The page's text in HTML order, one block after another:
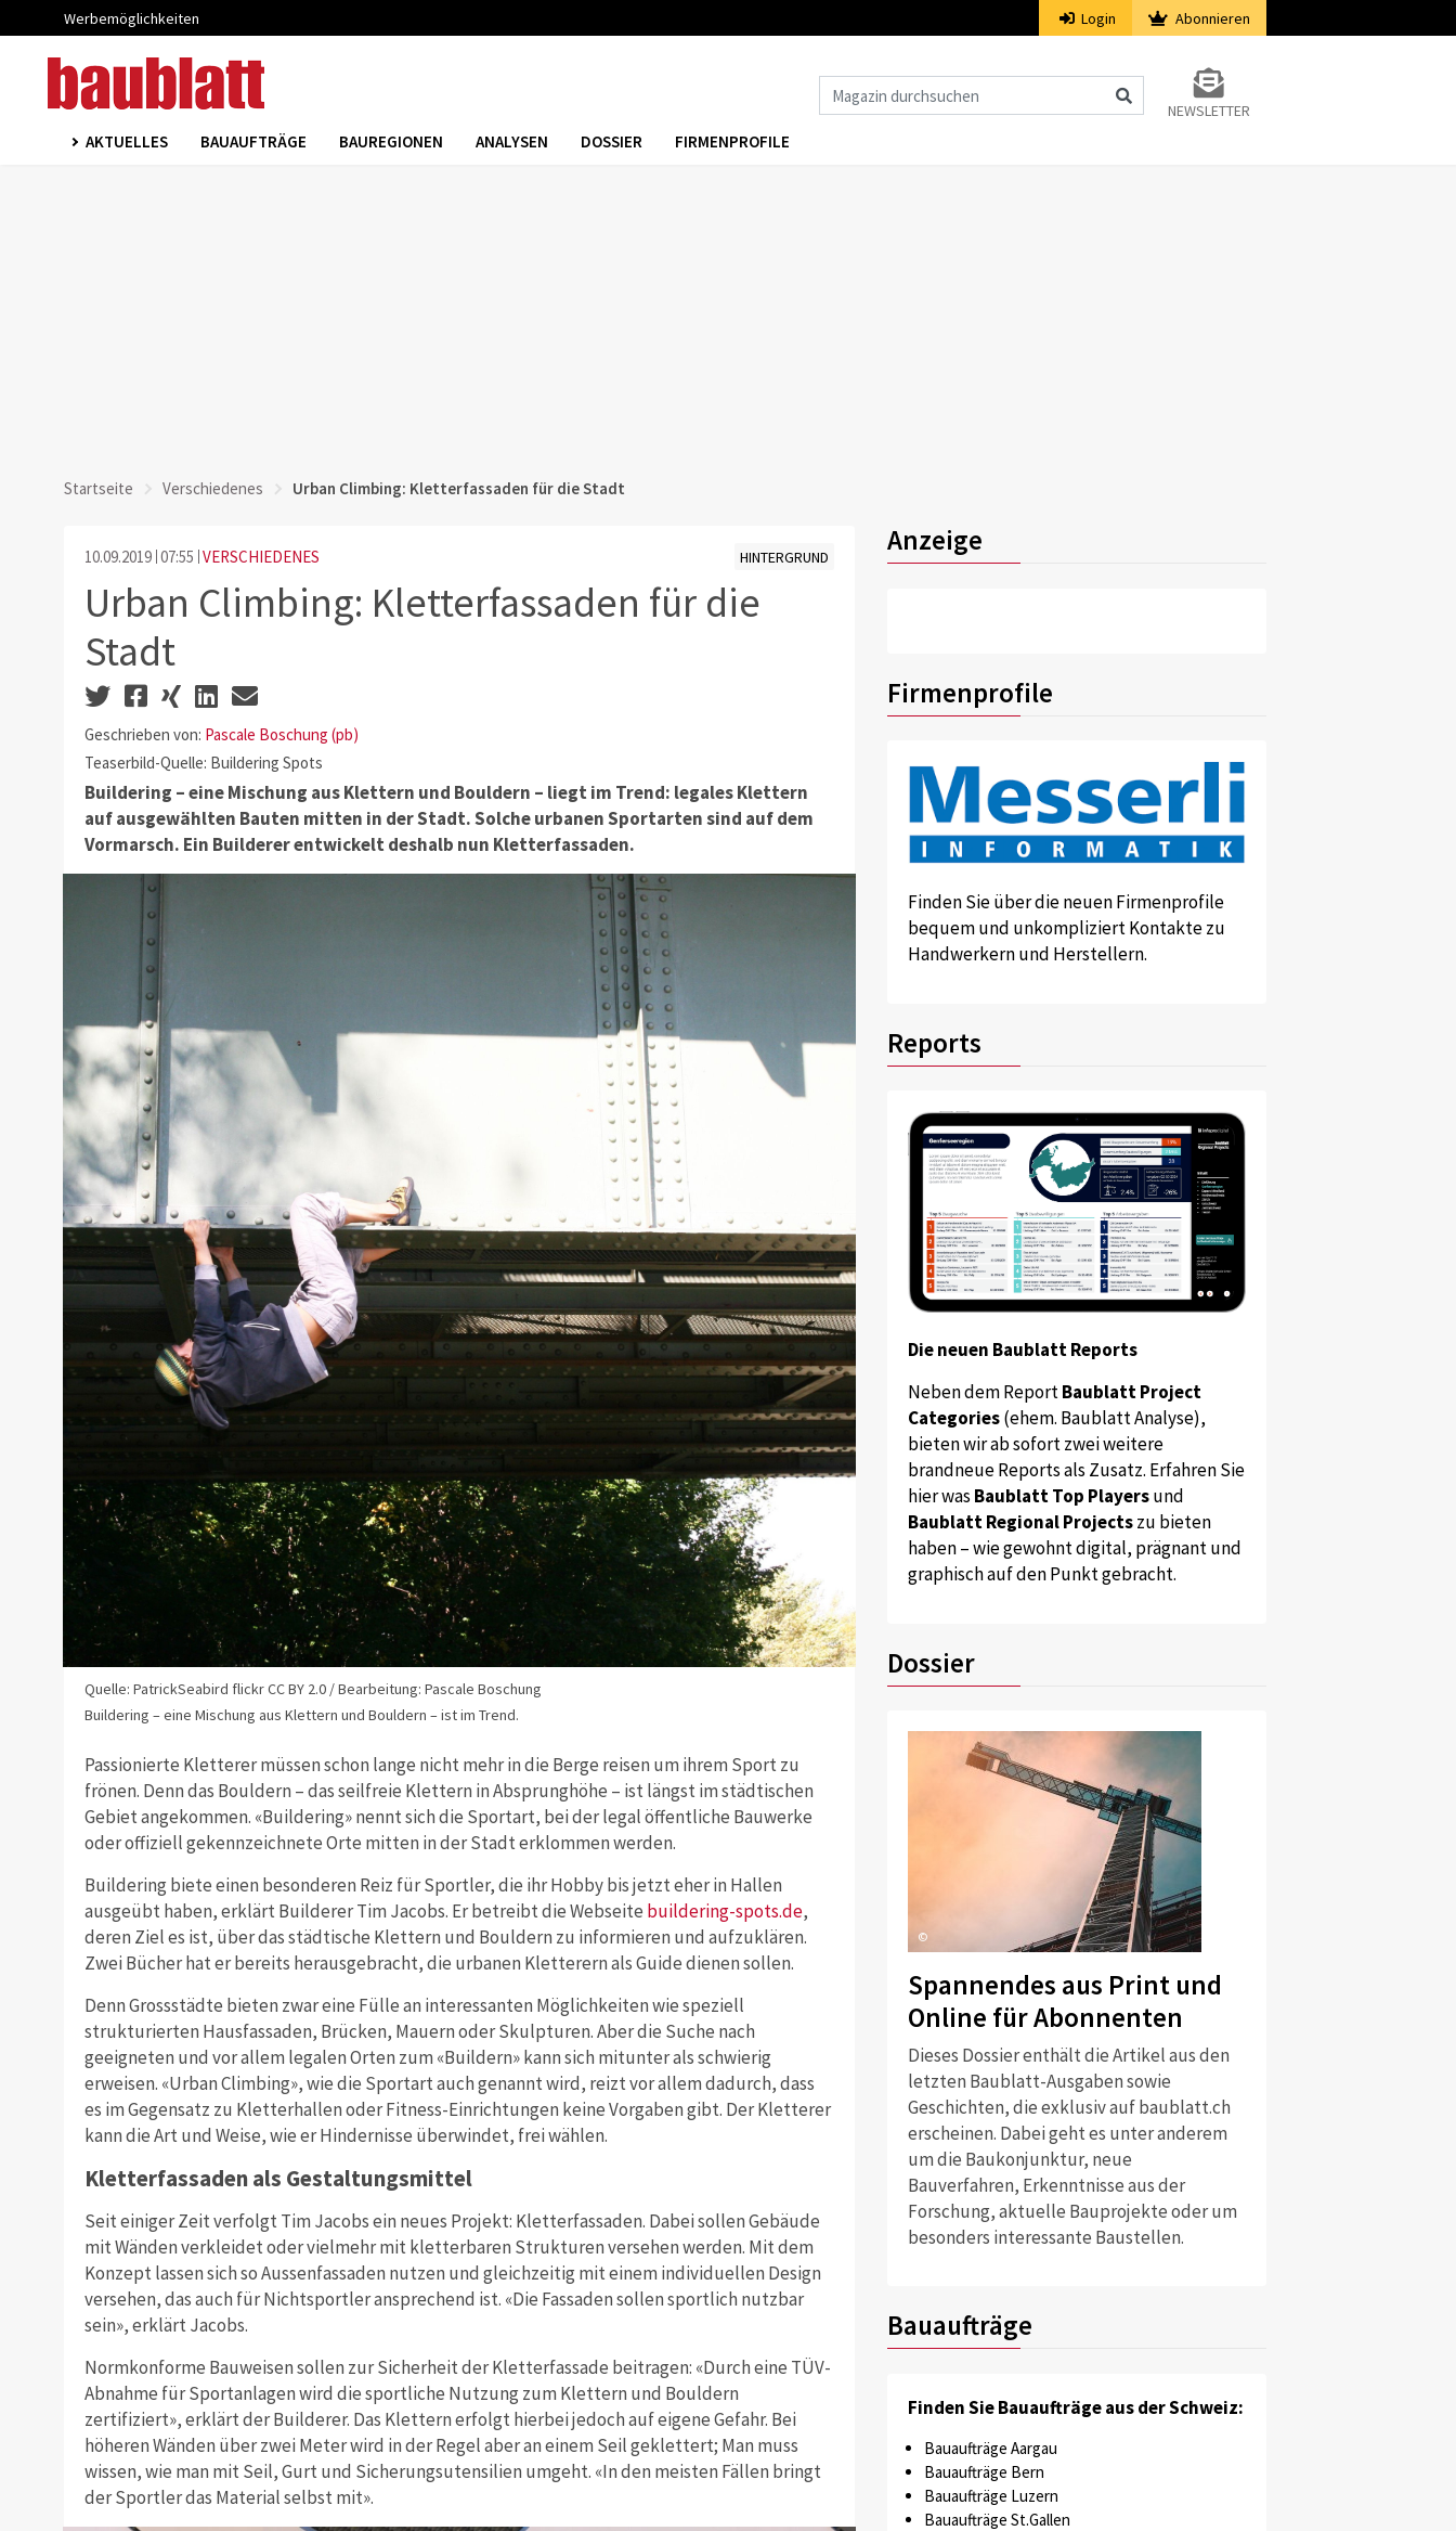
Werbemöglichkeiten Login Abonnieren
NEWSLETTER
AKTUELLES BAUAUFTRÄGE BAUREGIONEN ANALYSEN DOSSIER FIRMENPROFILE
Startseite Verschiedenes Urban Climbing: Kletterfassaden für die Stadt
10.09.2019 07:55 VERSCHIEDENES HINTERGRUND
Urban Climbing: Kletterfassaden für die
Stadt
Geschrieben von: Pascale Boschung (pb)
Teaserbild-Quelle: Buildering Spots
Buildering – eine Mischung aus Klettern und Bouldern – liegt im Trend: legales Klettern
auf ausgewählten Bauten mitten in der Stadt. Solche urbanen Sportarten sind auf dem
Vormarsch. Ein Builderer entwickelt deshalb nun Kletterfassaden.
Quelle: PatrickSeabird flickr CC BY 2.0 / Bearbeitung: Pascale Boschung
Buildering – eine Mischung aus Klettern und Bouldern – ist im Trend.
Passionierte Kletterer müssen schon lange nicht mehr in die Berge reisen um ihrem Sport zu
frönen. Denn das Bouldern – das seilfreie Klettern in Absprunghöhe – ist längst im städtischen
Gebiet angekommen. «Buildering» nennt sich die Sportart, bei der legal öffentliche Bauwerke
oder offiziell gekennzeichnete Orte mitten in der Stadt erklommen werden.
Buildering biete einen besonderen Reiz für Sportler, die ihr Hobby bis jetzt eher in Hallen
ausgeübt haben, erklärt Builderer Tim Jacobs. Er betreibt die Webseite buildering-spots.de,
deren Ziel es ist, über das städtische Klettern und Bouldern zu informieren und aufzuklären.
Zwei Bücher hat er bereits herausgebracht, die urbanen Kletterern als Guide dienen sollen.
Denn Grossstädte bieten zwar eine Fülle an interessanten Möglichkeiten wie speziell
strukturierten Hausfassaden, Brücken, Mauern oder Skulpturen. Aber die Suche nach
geeigneten und vor allem legalen Orten zum «Buildern» kann sich mitunter als schwierig
erweisen. «Urban Climbing», wie die Sportart auch genannt wird, reizt vor allem dadurch, dass
es im Gegensatz zu Kletterhallen oder Fitness-Einrichtungen keine Vorgaben gibt. Der Kletterer
kann die Art und Weise, wie er Hindernisse überwindet, frei wählen.
Kletterfassaden als Gestaltungsmittel
Seit einiger Zeit verfolgt Tim Jacobs ein neues Projekt: Kletterfassaden. Dabei sollen Gebäude
mit Wänden verkleidet oder vielmehr mit kletterbaren Strukturen versehen werden. Mit dem
Konzept lassen sich so Aussenfassaden nutzen und gleichzeitig mit einem individuellen Design
versehen, das auch für Nichtsportler ansprechend ist. «Die Fassaden sollen sportlich nutzbar
sein», erklärt Jacobs.
Normkonforme Bauweisen sollen zur Sicherheit der Kletterfassade beitragen: «Durch eine TÜV-
Abnahme für Sportanlagen wird die sportliche Nutzung zum Klettern und Bouldern
zertifiziert», erklärt der Builderer. Das Klettern erfolgt hierbei jedoch auf eigene Gefahr. Bei
höheren Wänden über zwei Meter wird in der Regel aber an einem Seil geklettert; Man muss
wissen, wie man mit Seil, Gurt und Sicherungsutensilien umgeht. «In den meisten Fällen bringt
der Sportler das Material selbst mit».
Anzeige
Firmenprofile
Finden Sie über die neuen Firmenprofile
bequem und unkompliziert Kontakte zu
Handwerkern und Herstellern.
Reports
Die neuen Baublatt Reports
Neben dem ReportBaublatt Project
Categories(ehem. Baublatt Analyse),
bieten wir ab sofort zwei weitere
brandneue Reports als Zusatz. Erfahren Sie
hier was Baublatt Top Playersund
Baublatt Regional Projectszu bieten
haben – wie gewohnt digital, prägnant und
graphisch auf den Punkt gebracht.
Dossier
©
Spannendes aus Print und
Online für Abonnenten
Dieses Dossier enthält die Artikel aus den
letzten Baublatt-Ausgaben sowie
Geschichten, die exklusiv auf baublatt.ch
erscheinen. Dabei geht es unter anderem
um die Baukonjunktur, neue
Bauverfahren, Erkenntnisse aus der
Forschung, aktuelle Bauprojekte oder um
besonders interessante Baustellen.
Bauaufträge
Finden Sie Bauaufträge aus der Schweiz:
Bauaufträge Aargau
Bauaufträge Bern
Bauaufträge Luzern
Bauaufträge St.Gallen